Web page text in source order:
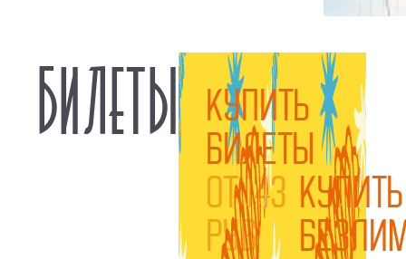
БИЛЕТЫ
КУПИТЬ
БИЛЕТЫ
ОТ 143
РУБ
КУПИТЬ